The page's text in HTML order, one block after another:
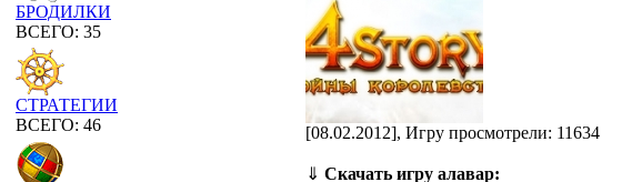
БРОДИЛКИ
ВСЕГО: 35
СТРАТЕГИИ
ВСЕГО: 46
[08.02.2012], Игру просмотрели: 11634
⇓ Скачать игру алавар: